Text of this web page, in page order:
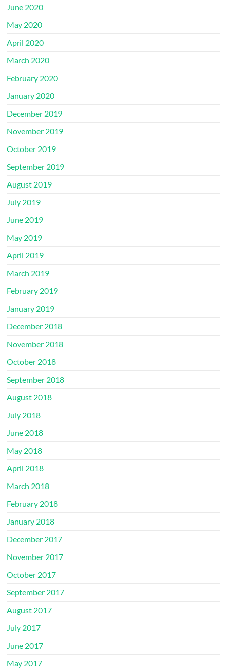
June 2020
May 2020
April 2020
March 2020
February 2020
January 2020
December 2019
November 2019
October 2019
September 2019
August 2019
July 2019
June 2019
May 2019
April 2019
March 2019
February 2019
January 2019
December 2018
November 2018
October 2018
September 2018
August 2018
July 2018
June 2018
May 2018
April 2018
March 2018
February 2018
January 2018
December 2017
November 2017
October 2017
September 2017
August 2017
July 2017
June 2017
May 2017